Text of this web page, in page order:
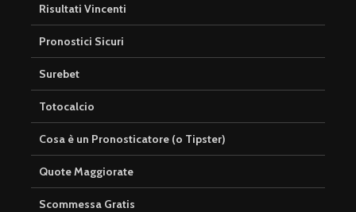
Risultati Vincenti
Pronostici Sicuri
Surebet
Totocalcio
Cosa è un Pronosticatore (o Tipster)
Quote Maggiorate
Scommessa Gratis